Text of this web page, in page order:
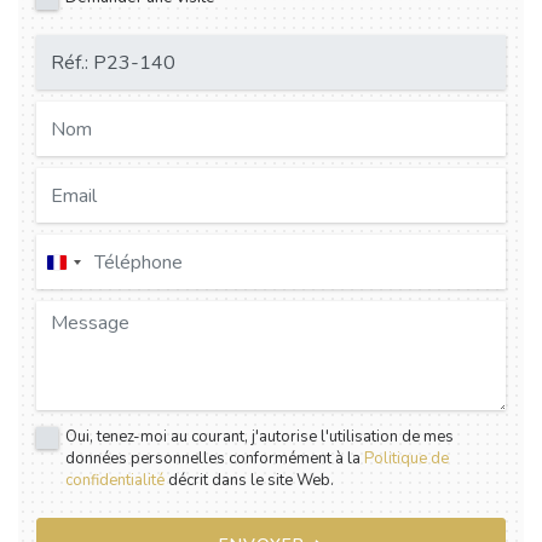
France
+33
Oui, tenez-moi au courant, j'autorise l'utilisation de mes
données personnelles conformément à la Politique de
confidentialité décrit dans le site Web.